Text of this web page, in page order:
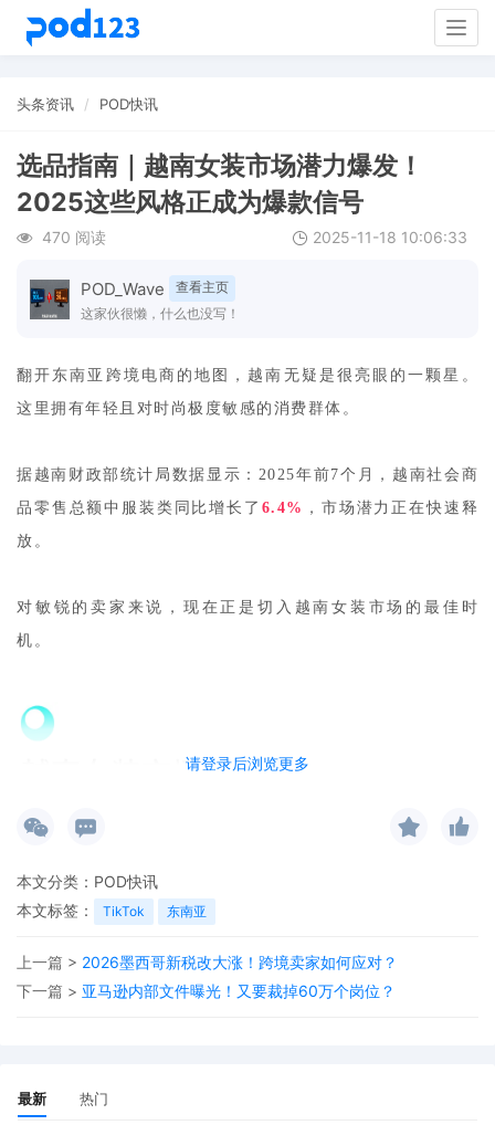
头条资讯 POD快讯
选品指南｜越南女装市场潜力爆发！
2025这些风格正成为爆款信号
470 阅读 2025-11-18 10:06:33
POD_Wave
查看主页
这家伙很懒，什么也没写！
请登录后浏览更多
翻开东南亚跨境电商的地图，越南无疑是很亮眼的一颗星。
这里拥有年轻且对时尚极度敏感的消费群体。
据越南财政部统计局数据显示：2025年前7个月，越南社会商
品零售总额中服装类同比增长了 6.4% ，市场潜力正在快速释
放。
对敏锐的卖家来说，现在正是切入越南女装市场的最佳时
机。
越南女装市场近年来表现亮眼，已经成为TikTok Shop东南亚
后，藏着怎样的增长密码？
入水平提升，
本文分类： POD快讯
本文标签：
TikTok 东南亚
上一篇 > 2026墨西哥新税改大涨！跨境卖家如何应对？
下一篇 > 亚马逊内部文件曝光！又要裁掉60万个岗位？
最新 热门